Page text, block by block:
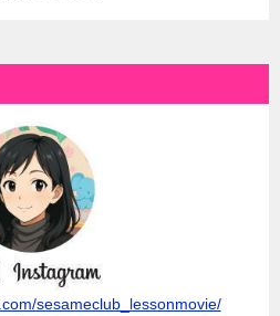
sesameclub_lessonmovie/